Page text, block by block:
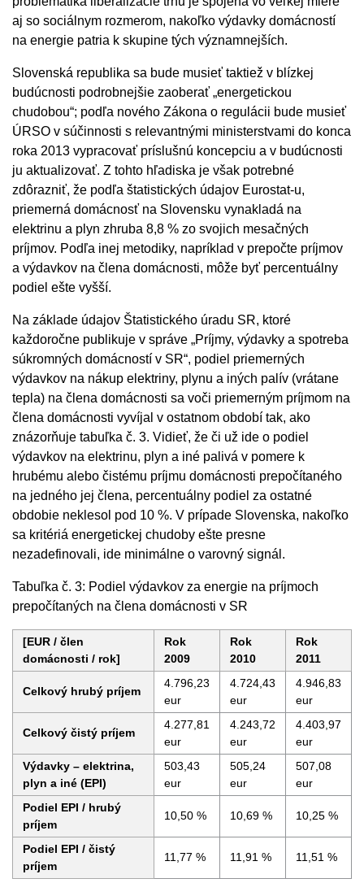
aj so sociálnym rozmerom, nakoľko výdavky domácností
na energie patria k skupine tých významnejších.
Slovenská republika sa bude musieť taktiež v blízkej
budúcnosti podrobnejšie zaoberať „energetickou
chudobou“; podľa nového Zákona o regulácii bude musieť
ÚRSO v súčinnosti s relevantnými ministerstvami do konca
roka 2013 vypracovať príslušnú koncepciu a v budúcnosti
ju aktualizovať. Z tohto hľadiska je však potrebné
zdôrazniť, že podľa štatistických údajov Eurostat-u,
priemerná domácnosť na Slovensku vynakladá na
elektrinu a plyn zhruba 8,8 % zo svojich mesačných
príjmov. Podľa inej metodiky, napríklad v prepočte príjmov
a výdavkov na člena domácnosti, môže byť percentuálny
podiel ešte vyšší.
Na základe údajov Štatistického úradu SR, ktoré
každoročne publikuje v správe „Príjmy, výdavky a spotreba
súkromných domácností v SR“, podiel priemerných
výdavkov na nákup elektriny, plynu a iných palív (vrátane
tepla) na člena domácnosti sa voči priemerným príjmom na
člena domácnosti vyvíjal v ostatnom období tak, ako
znázorňuje tabuľka č. 3. Vidieť, že či už ide o podiel
výdavkov na elektrinu, plyn a iné palivá v pomere k
hrubému alebo čistému príjmu domácnosti prepočítaného
na jedného jej člena, percentuálny podiel za ostatné
obdobie neklesol pod 10 %. V prípade Slovenska, nakoľko
sa kritériá energetickej chudoby ešte presne
nezadefinovali, ide minimálne o varovný signál.
Tabuľka č. 3: Podiel výdavkov za energie na príjmoch
prepočítaných na člena domácnosti v SR
[EUR / člen
domácnosti / rok]
Rok
2009
Rok
2010
Rok
2011
Celkový hrubý príjem
4.796,23
eur
4.724,43
eur
4.946,83
eur
Celkový čistý príjem
4.277,81
eur
4.243,72
eur
4.403,97
eur
Výdavky – elektrina,
plyn a iné (EPI)
503,43
eur
505,24
eur
507,08
eur
Podiel EPI / hrubý
príjem
10,50 % 10,69 % 10,25 %
Podiel EPI / čistý
príjem
11,77 % 11,91 % 11,51 %